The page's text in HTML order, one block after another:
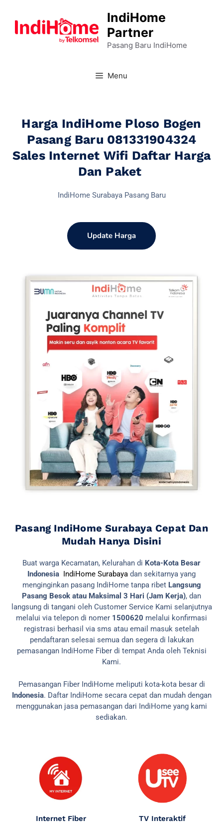
IndiHome
Partner
Pasang Baru IndiHome
Menu
Harga IndiHome Ploso Bogen
Pasang Baru 081331904324
Sales Internet Wifi Daftar Harga
Dan Paket
IndiHome Surabaya Pasang Baru
Update Harga
Pasang IndiHome Surabaya Cepat Dan
Mudah Hanya Disini
Buat warga Kecamatan, Kelurahan di Kota-Kota Besar
Indonesia
IndiHome Surabaya dan sekitarnya yang
menginginkan pasang IndiHome tanpa ribet Langsung
Pasang Besok atau Maksimal 3 Hari (Jam Kerja), dan
langsung di tangani oleh Customer Service Kami selanjutnya
melalui via telepon di nomer 1500620 melalui konfirmasi
registrasi berhasil via sms atau email masuk setelah
pendaftaran selesai semua dan segera di lakukan
pemasangan IndiHome Fiber di tempat Anda oleh Teknisi
Kami.
Pemasangan Fiber IndiHome meliputi kota-kota besar di
Indonesia. Daftar IndiHome secara cepat dan mudah dengan
menggunakan jasa pemasangan dari IndiHome yang kami
sediakan.
Internet Fiber TV Interaktif